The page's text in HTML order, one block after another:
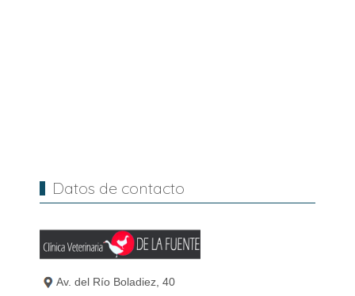
Datos de contacto
Av. del Río Boladiez, 40